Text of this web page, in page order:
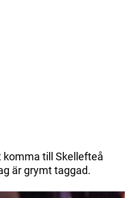
till Skellefteå
är grymt taggad.